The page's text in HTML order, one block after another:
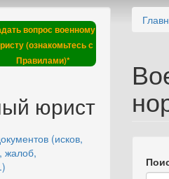
вопрос военному
(ознакомьтесь с
Правилами)*
юрист
(исков,
жалоб,